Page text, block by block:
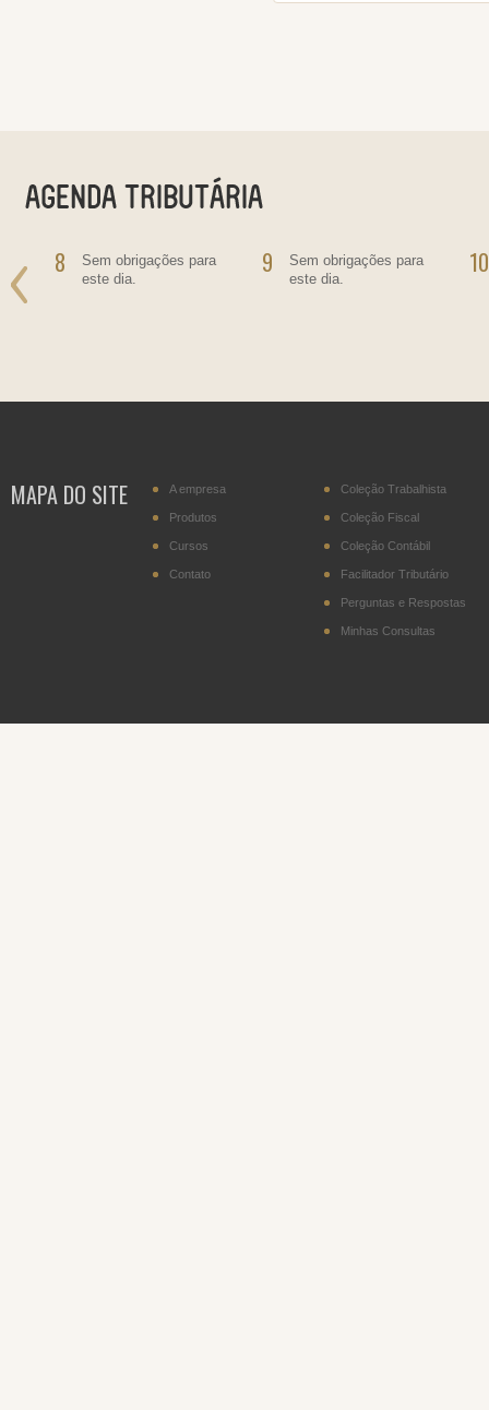
8
Sem obrigações para
este dia.
9
Sem obrigações para
este dia.
10
MAPA DO SITE A empresa
Produtos
Cursos
Contato
Coleção Trabalhista
Coleção Fiscal
Coleção Contábil
Facilitador Tributário
Perguntas e Respostas
Minhas Consultas